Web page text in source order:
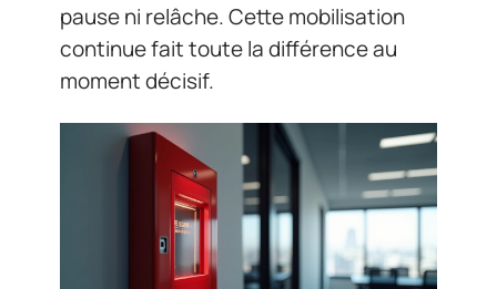
pause ni relâche. Cette mobilisation
continue fait toute la différence au
moment décisif.